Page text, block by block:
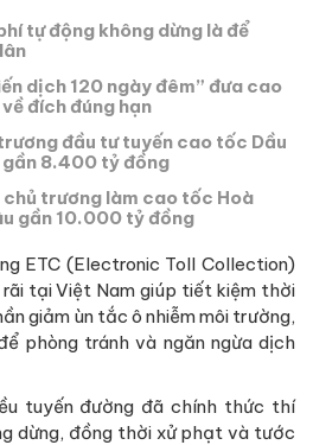
tự động không dừng là để
dịch 120 ngày đêm” đưa cao
đích đúng hạn
đầu tư tuyến cao tốc Dầu
gần 8.400 tỷ đồng
chủ trương làm cao tốc Hoà
gần 10.000 tỷ đồng
ETC (Electronic Toll Collection)
tại Việt Nam giúp tiết kiệm thời
giảm ùn tắc ô nhiễm môi trường,
phòng tránh và ngăn ngừa dịch
tuyến đường đã chính thức thí
dừng, đồng thời xử phạt và tước